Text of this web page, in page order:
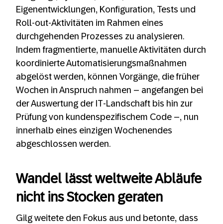
Eigenentwicklungen, Konfiguration, Tests und
Roll-out-Aktivitäten im Rahmen eines
durchgehenden Prozesses zu analysieren.
Indem fragmentierte, manuelle Aktivitäten durch
koordinierte Automatisierungsmaßnahmen
abgelöst werden, können Vorgänge, die früher
Wochen in Anspruch nahmen – angefangen bei
der Auswertung der IT-Landschaft bis hin zur
Prüfung von kundenspezifischem Code –, nun
innerhalb eines einzigen Wochenendes
abgeschlossen werden.
Wandel lässt weltweite Abläufe
nicht ins Stocken geraten
Gilg weitete den Fokus aus und betonte, dass